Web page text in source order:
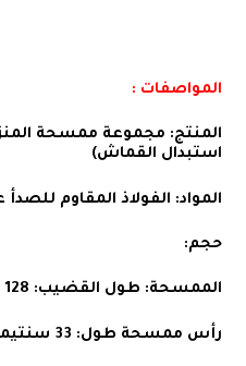
المواصفات :
المنتج: مجموعة ممسحة
استبدال القماش)
المواد: الفولاذ المقاوم
حجم:
الممسحة: طول القضيب: 128 سنتيمتر
رأس ممسحة طول: 33 سنتيمتر ، عرض 12 سنتيمتر